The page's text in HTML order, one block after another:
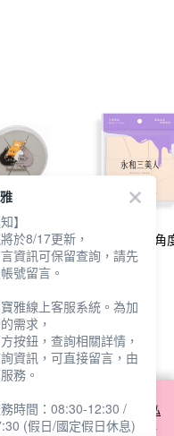
粉引力三
盒
永和三美人 多角
形海綿 9入
方式之詳情，及若您不希
設定，請參閱本網站「
隱私
表示您同意本公司得按本網站使
】
於8/17更新，
資訊可保留查詢，請先
號留言。
雅線上客服系統。為加
需求，
按鈕，查詢相關詳情，
資訊，可直接留言，由
務。
時間：08:30-12:30 /
(假日/國定假日休息)